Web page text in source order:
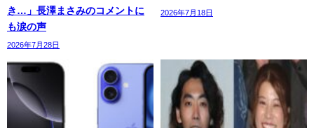
き…」長澤まさみのコメントに
も涙の声
2026年7月28日
2026年7月18日